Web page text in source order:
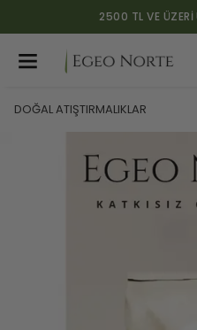
2500 TL VE ÜZERI
DOĞAL ATIŞTIRMALIKLAR